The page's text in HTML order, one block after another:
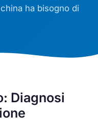
ha bisogno di
Diagnosi